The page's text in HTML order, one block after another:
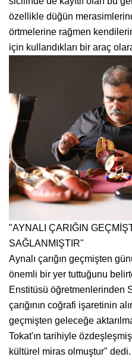
özellikle düğün
örtmelerine rağmen
için kullandıkları bir araç
"AYNALI ÇARIĞIN
SAĞLANMIŞTIR"
Aynalı çarığın geçmişten
önemli bir yer tuttuğunu
Enstitüsü öğretmenlerinden
çarığının coğrafi işaretinin
geçmişten geleceğe
Tokat'ın tarihiyle
kültürel miras olmuştur" dedi.